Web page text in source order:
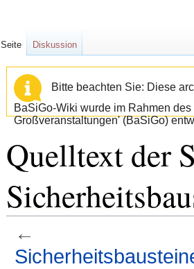
Bitte beachten Sie: Diese
BaSiGo-Wiki wurde im Rahmen
Großveranstaltungen' (BaSiGo)
Quelltext der
←
Seite Diskussion